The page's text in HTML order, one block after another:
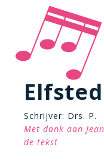
Schrijver: Drs. P.
Met dank aan
de tekst